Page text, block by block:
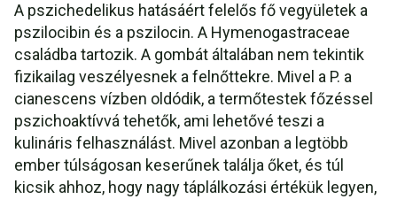
A pszichedelikus hatásáért felelős fő vegyületek a
pszilocibin és a pszilocin. A Hymenogastraceae
családba tartozik. A gombát általában nem tekintik
fizikailag veszélyesnek a felnőttekre. Mivel a P. a
cianescens vízben oldódik, a termőtestek főzéssel
pszichoaktívvá tehetők, ami lehetővé teszi a
kulináris felhasználást. Mivel azonban a legtöbb
ember túlságosan keserűnek találja őket, és túl
kicsik ahhoz, hogy nagy táplálkozási értékük legyen,